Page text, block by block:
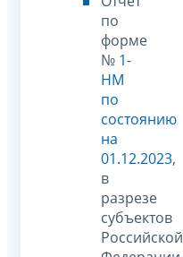
по
форме
№ 1-
НМ
по
состоянию
на
01.12.2023,
в
разрезе
субъектов
Российской